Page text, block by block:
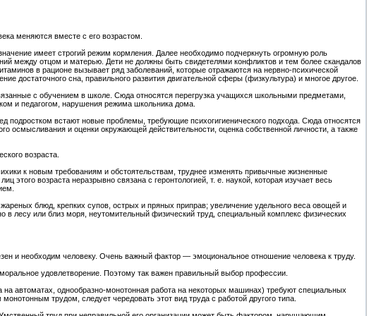
меняются вместе с его возрастом.
имеет строгий режим кормления. Далее необходимо подчеркнуть огромную роль
между отцом и матерью. Дети не должны быть свидетелями конфликтов и тем более скандалов
в рационе вызывает ряд заболеваний, которые отражаются на нервно-психической
достаточного сна, правильного развития двигательной сферы (физкультура) и многое другое.
с обучением в школе. Сюда относятся перегрузка учащихся школьными предметами,
и педагогом, нарушения режима школьника дома.
подростком встают новые проблемы, требующие психогигиенического подхода. Сюда относятся
осмысливания и оценки окружающей действительности, оценка собственной личности, а также
возраста.
к новым требованиям и обстоятельствам, труднее изменять привычные жизненные
этого возраста неразрывно связана с геронтологией, т. е. наукой, которая изучает весь
блюд, крепких супов, острых и пряных приправ; увеличение удельного веса овощей и
в лесу или близ моря, неутомительный физический труд, специальный комплекс физических
и необходим человеку. Очень важный фактор — эмоциональное отношение человека к труду.
удовлетворение. Поэтому так важен правильный выбор профессии.
автоматах, однообразно-монотонная работа на некоторых машинах) требуют специальных
трудом, следует чередовать этот вид труда с работой другого типа.